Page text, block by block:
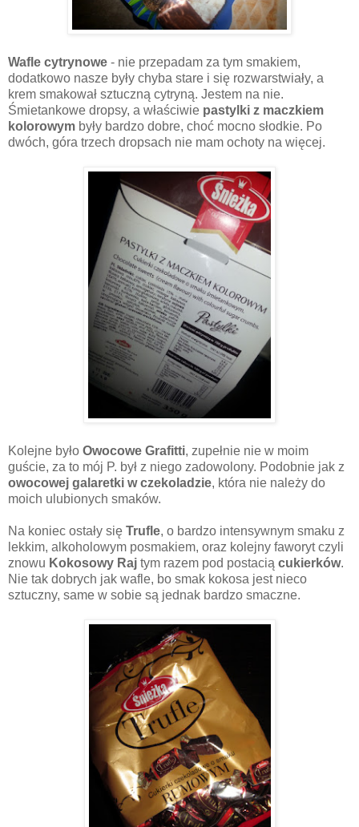
Wafle cytrynowe - nie przepadam za tym smakiem,
dodatkowo nasze były chyba stare i się rozwarstwiały, a
krem smakował sztuczną cytryną. Jestem na nie.
Śmietankowe dropsy, a właściwie pastylki z maczkiem
kolorowym były bardzo dobre, choć mocno słodkie. Po
dwóch, góra trzech dropsach nie mam ochoty na więcej.
Kolejne było Owocowe Grafitti, zupełnie nie w moim
guście, za to mój P. był z niego zadowolony. Podobnie jak z
owocowej galaretki w czekoladzie, która nie należy do
moich ulubionych smaków.
Na koniec ostały się Trufle, o bardzo intensywnym smaku z
lekkim, alkoholowym posmakiem, oraz kolejny faworyt czyli
znowu Kokosowy Raj tym razem pod postacią cukierków.
Nie tak dobrych jak wafle, bo smak kokosa jest nieco
sztuczny, same w sobie są jednak bardzo smaczne.